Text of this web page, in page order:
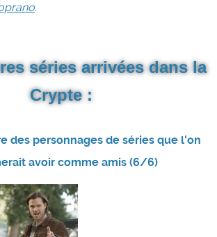
.
séries arrivées dans la
Crypte :
des personnages de séries que l'on
avoir comme amis (6/6)